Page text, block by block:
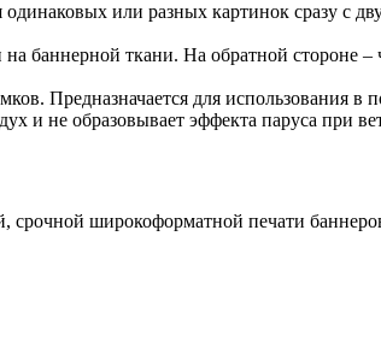
или разных картинок сразу с
баннерной ткани. На обратной стороне
Предназначается для использования в
и не образовывает эффекта паруса при
срочной широкоформатной печати